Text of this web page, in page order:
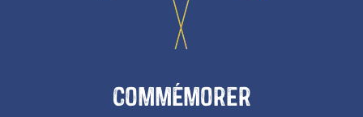
Commémorer